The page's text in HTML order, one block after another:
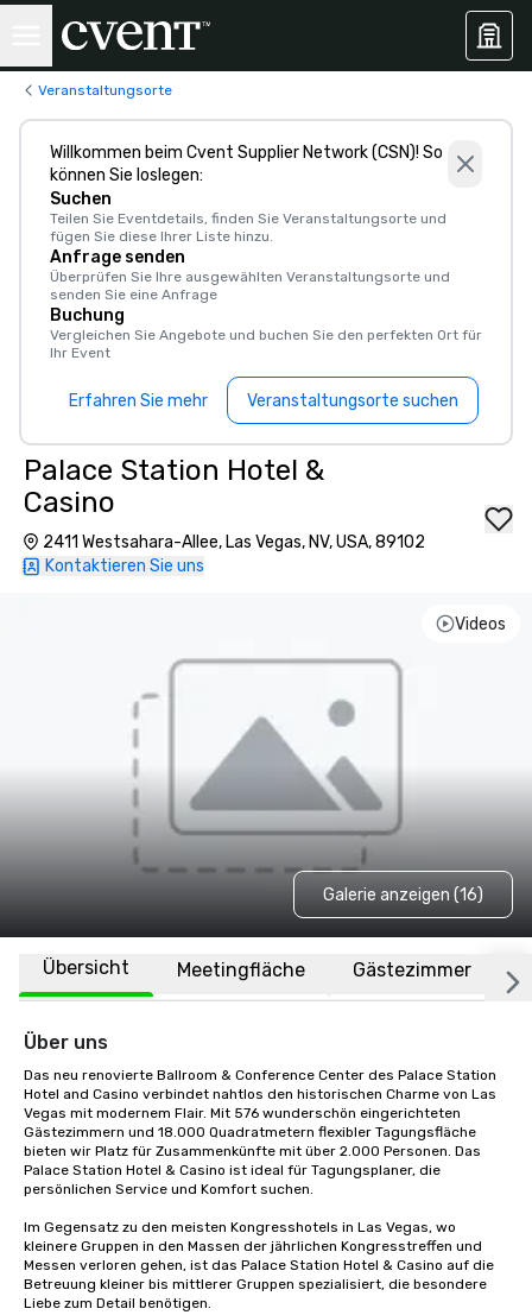
Veranstaltungsorte
Willkommen beim Cvent Supplier Network (CSN)! So
können Sie loslegen:
Suchen
Teilen Sie Eventdetails, finden Sie Veranstaltungsorte und
fügen Sie diese Ihrer Liste hinzu.
Anfrage senden
Überprüfen Sie Ihre ausgewählten Veranstaltungsorte und
senden Sie eine Anfrage
Buchung
Vergleichen Sie Angebote und buchen Sie den perfekten Ort für
Ihr Event
Erfahren Sie mehr Veranstaltungsorte suchen
Palace Station Hotel &
Casino
2411 Westsahara-Allee, Las Vegas, NV, USA, 89102
Kontaktieren Sie uns
Videos
Galerie anzeigen (16)
Übersicht Meetingfläche Gästezimmer
Über uns
Das neu renovierte Ballroom & Conference Center des Palace Station
Hotel and Casino verbindet nahtlos den historischen Charme von Las
Vegas mit modernem Flair. Mit 576 wunderschön eingerichteten
Gästezimmern und 18.000 Quadratmetern flexibler Tagungsfläche
bieten wir Platz für Zusammenkünfte mit über 2.000 Personen. Das
Palace Station Hotel & Casino ist ideal für Tagungsplaner, die
persönlichen Service und Komfort suchen.
Im Gegensatz zu den meisten Kongresshotels in Las Vegas, wo
kleinere Gruppen in den Massen der jährlichen Kongresstreffen und
Messen verloren gehen, ist das Palace Station Hotel & Casino auf die
Betreuung kleiner bis mittlerer Gruppen spezialisiert, die besondere
Liebe zum Detail benötigen.